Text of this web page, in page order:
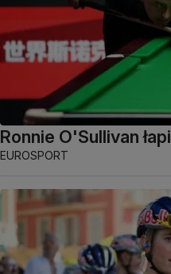
Ronnie O'Sullivan
EUROSPORT